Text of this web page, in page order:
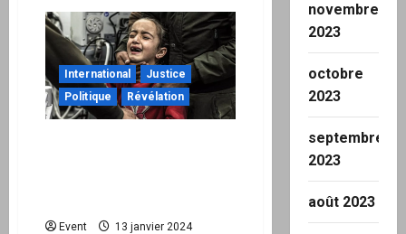
Des
rationnements
de
nourriture
en
UE
si
l’agriculture
allemande
International
Justice
Politique
Révélation
Event
13 janvier 2024
novembre
2023
octobre
2023
septembre
2023
août 2023